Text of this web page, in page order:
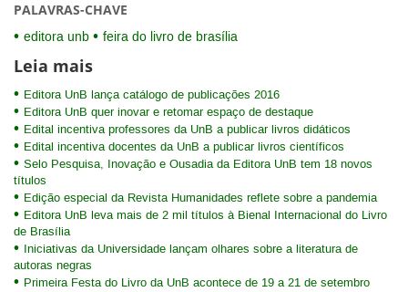
PALAVRAS-CHAVE
editora unb feira do livro de brasília
Leia mais
Editora UnB lança catálogo de publicações 2016
Editora UnB quer inovar e retomar espaço de destaque
Edital incentiva professores da UnB a publicar livros didáticos
Edital incentiva docentes da UnB a publicar livros científicos
Selo Pesquisa, Inovação e Ousadia da Editora UnB tem 18 novos
títulos
Edição especial da Revista Humanidades reflete sobre a pandemia
Editora UnB leva mais de 2 mil títulos à Bienal Internacional do Livro
de Brasília
Iniciativas da Universidade lançam olhares sobre a literatura de
autoras negras
Primeira Festa do Livro da UnB acontece de 19 a 21 de setembro